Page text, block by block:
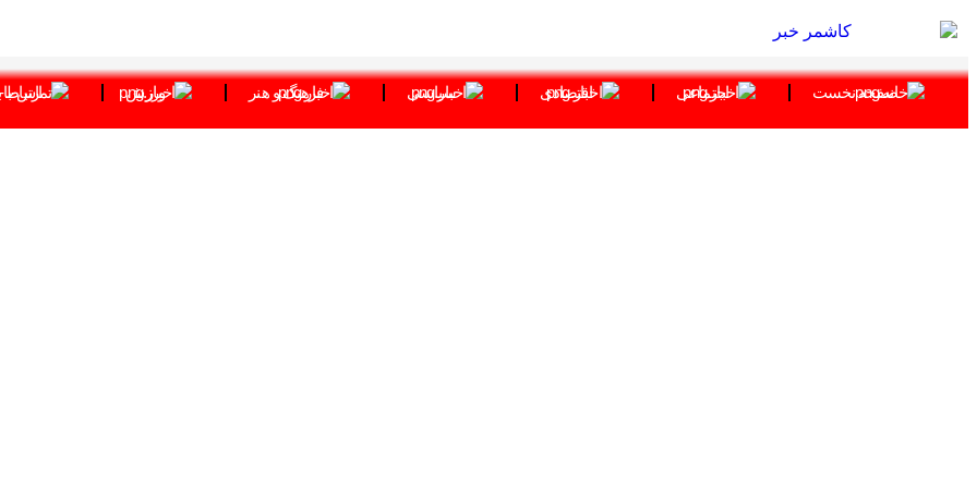
صفحه نخست اجتماعی اقتصادی سیاسی فرهنگ و هنر ورزش ارتباط